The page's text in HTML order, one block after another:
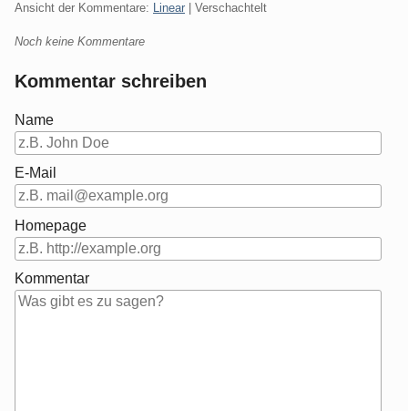
Ansicht der Kommentare: Linear | Verschachtelt
Noch keine Kommentare
Kommentar schreiben
Name
E-Mail
Homepage
Kommentar